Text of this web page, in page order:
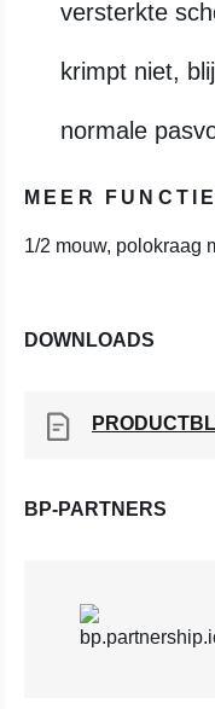
versterkte
krimpt niet,
normale
MEER
1/2 mouw, polokraag
DOWNLOADS
BP-PARTNERS